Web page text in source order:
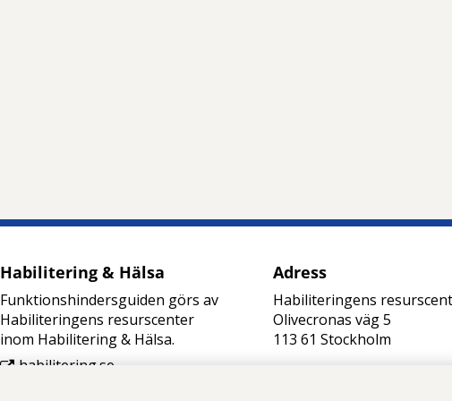
Habilitering & Hälsa
Funktionshindersguiden görs av
Habiliteringens resurscenter
inom Habilitering & Hälsa.
habilitering.se
Adress
Habiliteringens
Olivecronas väg 5
113 61 Stockholm